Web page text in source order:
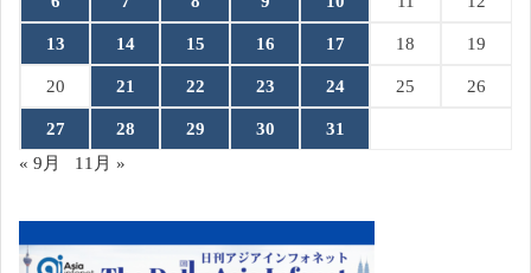
13 14 15 16 17 18 19
20 21 22 23 24 25 26
27 28 29 30
31
« 9月
11月 »